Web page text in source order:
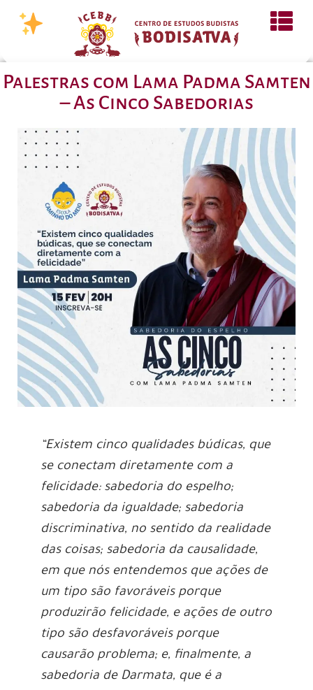
Palestras com Lama Padma Samten
– As Cinco Sabedorias
“Existem cinco qualidades búdicas, que
se conectam diretamente com a
felicidade: sabedoria do espelho;
sabedoria da igualdade; sabedoria
discriminativa, no sentido da realidade
das coisas; sabedoria da causalidade,
em que nós entendemos que ações de
um tipo são favoráveis porque
produzirão felicidade, e ações de outro
tipo são desfavoráveis porque
causarão problema; e, finalmente, a
sabedoria de Darmata, que é a